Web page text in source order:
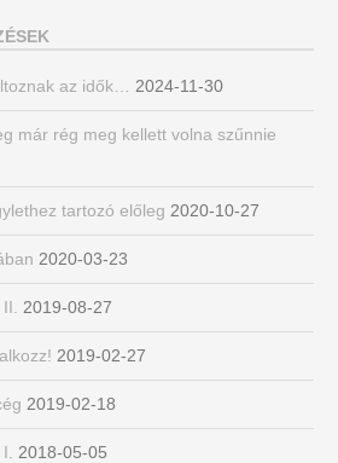
az idők… 2024-11-30
már rég meg kellett volna szűnnie
tartozó előleg 2020-10-27
2020-03-23
2019-08-27
2019-02-27
2019-02-18
2018-05-05